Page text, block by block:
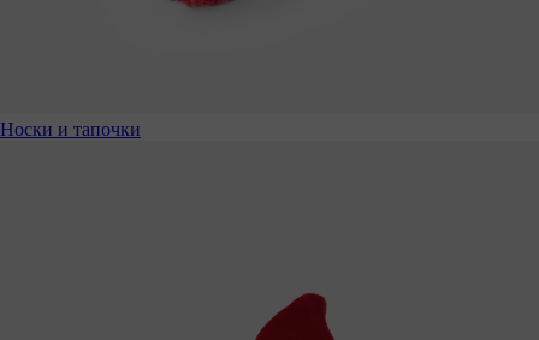
Носки и тапочки